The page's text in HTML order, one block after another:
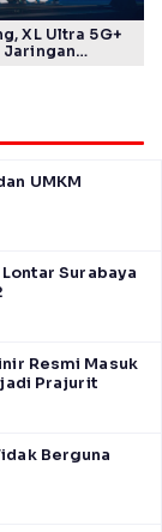
XL Ultra 5G+
Jaringan
UMKM
Surabaya
Resmi Masuk
Prajurit
Berguna